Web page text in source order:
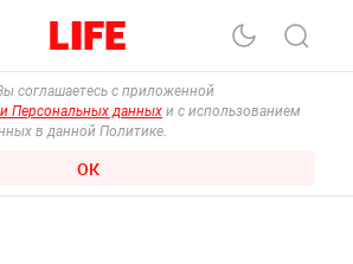
соглашаетесь с приложенной
Персональных данных и с использованием
в данной Политике.
ОК